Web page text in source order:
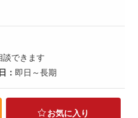
できます
： 即日～長期
お気に入り